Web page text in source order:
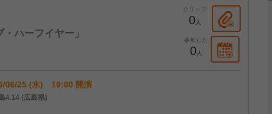
ハーフイヤー」
クリップ
0人
参加した
0人
06/25 (水) 19:00 開演
4.14 (広島県)